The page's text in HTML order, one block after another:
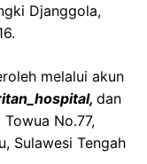
Djanggola,
melalui akun
dan
No.77,
Sulawesi Tengah